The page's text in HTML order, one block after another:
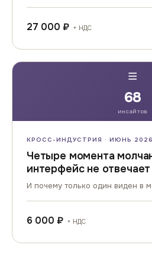
27 000 ₽ + НДС
≡
68
инсайтов
КРОСС-ИНДУСТРИЯ · ИЮНЬ 2026
Четыре момента
интерфейс не отвечает
И почему только один виден в
6 000 ₽ + НДС